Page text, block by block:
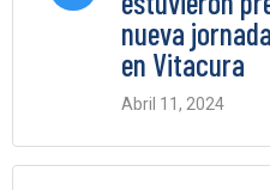
nueva
en Vitacura
Abril 11, 2024